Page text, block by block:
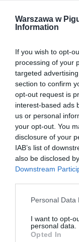
Warszawa w
Information
If you wish to opt-
processing of your
targeted
section to confirm
opt-out request is
interest-based ads
us or personal
your opt-out. You
disclosure of your
IAB’s list of
also be disclosed
Downstream
Personal Data
I want to opt-
personal data.
Opted In